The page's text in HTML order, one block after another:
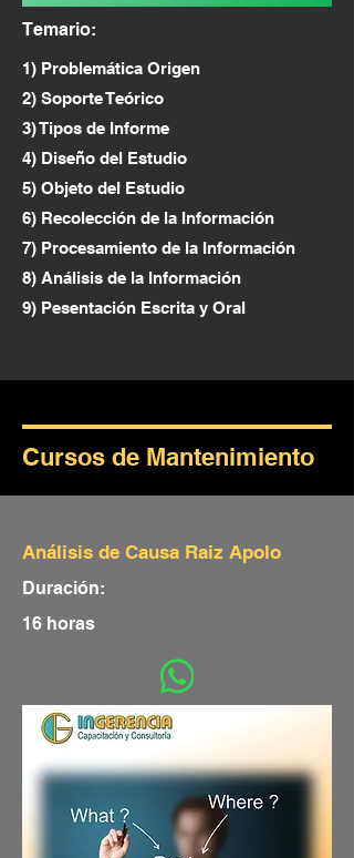
Temario:
1) Problemática Origen
2) Soporte Teórico
3) Tipos de Informe
4) Diseño del Estudio
5) Objeto del Estudio
6) Recolección de la Información
7) Procesamiento de la Información
8) Análisis de la Información
9) Pesentación Escrita y Oral
Cursos de Mantenimiento
Análisis de Causa Raiz Apolo
Duración:
16 horas